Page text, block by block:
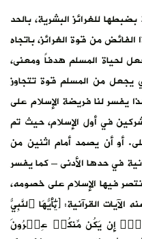
للغرائز البشرية، بالحد
من قوة الغرائز، باتجاه
لحياة المسلم هدفاً ومعنى،
يجعل من المسلم قوة تتجاوز
يفسر لنا فريضة الإسلام على
في أول الإسلام، حيث تم
أو أن يصمد أمام اثنين من
في حدها الأدنى – كما يفسر
فيها الإسلام على خصومه،
القرآنية: ﴿يَٰٓأَيُّهَا ٱلنَّبِيُّ
إِن يَكُن مِّنكُمۡ عِشۡرُونَ